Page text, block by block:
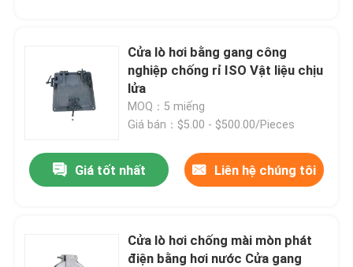
Cửa lò hơi bằng gang công
nghiệp chống rỉ ISO Vật liệu chịu
lửa
MOQ：5 miếng
Giá bán：$5.00 - $500.00/Pieces
Giá tốt nhất Liên hệ chúng tôi
Cửa lò hơi chống mài mòn phát
điện bằng hơi nước Cửa gang